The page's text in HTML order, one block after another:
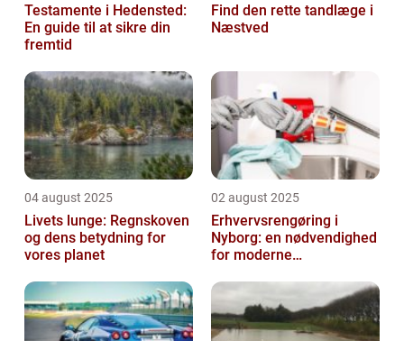
Testamente i Hedensted:
En guide til at sikre din
fremtid
Find den rette tandlæge i
Næstved
04 august 2025
Livets lunge: Regnskoven
og dens betydning for
vores planet
02 august 2025
Erhvervsrengøring i
Nyborg: en nødvendighed
for moderne